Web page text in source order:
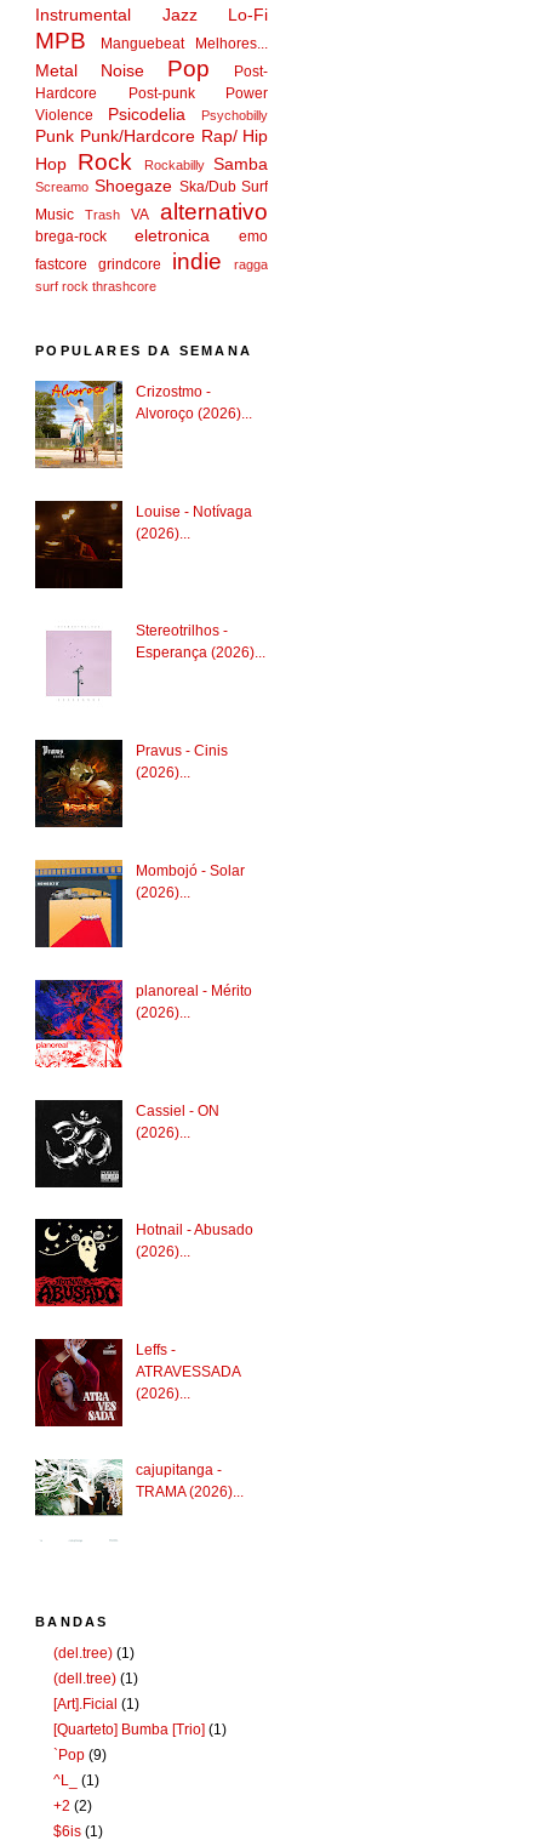
Instrumental Jazz Lo-Fi
MPB Manguebeat Melhores...
Metal Noise Pop
Post-
Hardcore
Post-punk
Power
Violence
Psicodelia Psychobilly
Punk Punk/Hardcore Rap/ Hip
Hop
Rock Rockabilly Samba
Screamo Shoegaze Ska/Dub Surf
Music
Trash VA alternativo
brega-rock eletronica
emo
fastcore
grindcore indie
ragga
surf rock thrashcore
POPULARES DA SEMANA
Crizostmo -
Alvoroço (2026)...
Louise - Notívaga
(2026)...
Stereotrilhos -
Esperança (2026)...
Pravus - Cinis
(2026)...
Mombojó - Solar
(2026)...
planoreal - Mérito
(2026)...
Cassiel - ON
(2026)...
Hotnail - Abusado
(2026)...
Leffs -
ATRAVESSADA
(2026)...
cajupitanga -
TRAMA (2026)...
BANDAS
(del.tree) (1)
(dell.tree) (1)
[Art].Ficial (1)
[Quarteto] Bumba [Trio] (1)
`Pop (9)
^L_
(1)
+2 (2)
$6is (1)